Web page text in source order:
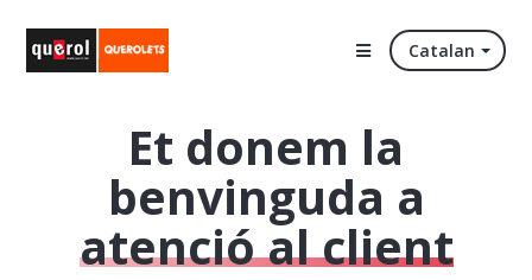
Catalan
Et donem la
benvinguda a
atenció al client